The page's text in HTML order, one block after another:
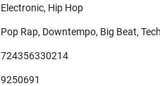
Electronic, Hip Hop
Pop Rap, Downtempo, Big Beat,
724356330214
9250691